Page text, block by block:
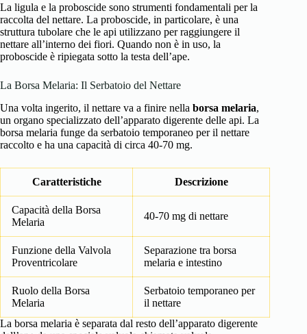
La ligula e la proboscide sono strumenti fondamentali per la
raccolta del nettare. La proboscide, in particolare, è una
struttura tubolare che le api utilizzano per raggiungere il
nettare all’interno dei fiori. Quando non è in uso, la
proboscide è ripiegata sotto la testa dell’ape.
La Borsa Melaria: Il Serbatoio del Nettare
Una volta ingerito, il nettare va a finire nella borsa melaria,
un organo specializzato dell’apparato digerente delle api. La
borsa melaria funge da serbatoio temporaneo per il nettare
raccolto e ha una capacità di circa 40-70 mg.
Caratteristiche Descrizione
Capacità della Borsa
Melaria
40-70 mg di nettare
Funzione della Valvola
Proventricolare
Separazione tra borsa
melaria e intestino
Ruolo della Borsa
Melaria
Serbatoio temporaneo per
il nettare
La borsa melaria è separata dal resto dell’apparato digerente